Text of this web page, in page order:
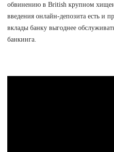
обвинению в British крупном
введения онлайн-депозита есть и
вклады банку выгоднее
банкинга.